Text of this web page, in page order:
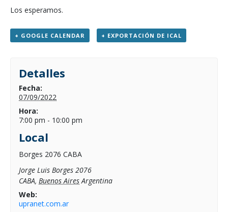
Los esperamos.
+ GOOGLE CALENDAR + EXPORTACIÓN DE ICAL
Detalles
Fecha:
07/09/2022
Hora:
7:00 pm - 10:00 pm
Local
Borges 2076 CABA
Jorge Luis Borges 2076
CABA, Buenos Aires Argentina
Web:
upranet.com.ar